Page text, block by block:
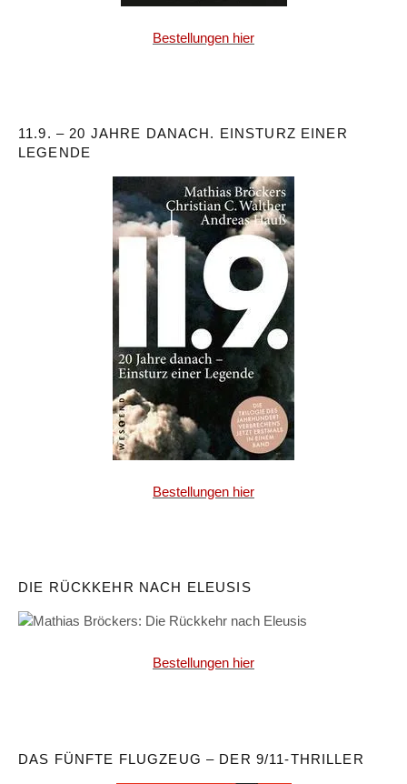
Bestellungen hier
11.9. – 20 JAHRE DANACH. EINSTURZ EINER
LEGENDE
Bestellungen hier
DIE RÜCKKEHR NACH ELEUSIS
Bestellungen hier
DAS FÜNFTE FLUGZEUG – DER 9/11-THRILLER